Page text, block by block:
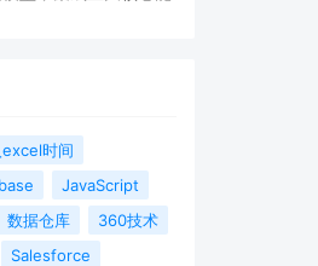
时间
JavaScript
数据仓库
360技术
Salesforce